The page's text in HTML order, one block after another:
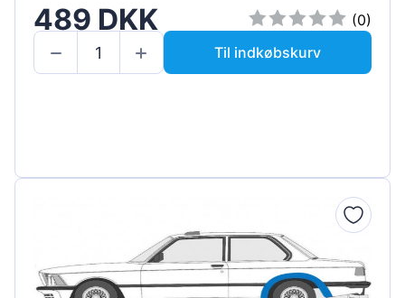
489 DKK
(0)
Til indkøbskurv